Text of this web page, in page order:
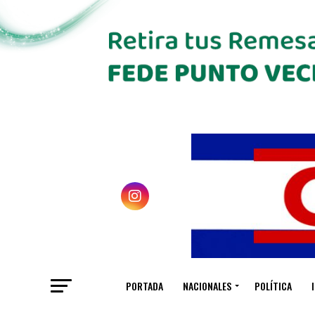
PORTADA NACIONALES POLÍTICA